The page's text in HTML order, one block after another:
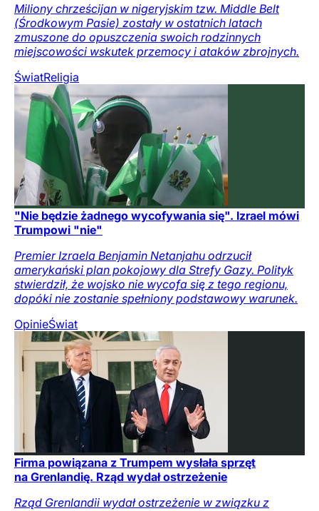
Miliony chrześcijan w nigeryjskim tzw. Middle Belt
(Środkowym Pasie) zostały w ostatnich latach
zmuszone do opuszczenia swoich rodzinnych
miejscowości wskutek przemocy i ataków zbrojnych.
ŚwiatReligia
"Nie będzie żadnego wycofywania się". Izrael mówi
Trumpowi "nie"
Premier Izraela Benjamin Netanjahu odrzucił
amerykański plan pokojowy dla Strefy Gazy. Polityk
stwierdził, że wojsko nie wycofa się z tego regionu,
dopóki nie zostanie spełniony podstawowy warunek.
OpinieŚwiat
Firma powiązana z Trumpem wysłała sprzęt
na Grenlandię. Rząd wydał ostrzeżenie
Rząd Grenlandii wydał ostrzeżenie w związku z